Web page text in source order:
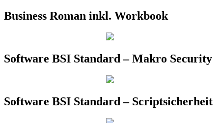
Business Roman inkl. Workbook
Software BSI Standard – Makro Security
Software BSI Standard – Scriptsicherheit